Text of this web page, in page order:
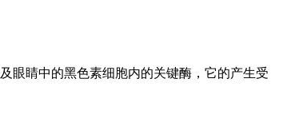
眼睛中的黑色素细胞内的关键酶，它的产生受